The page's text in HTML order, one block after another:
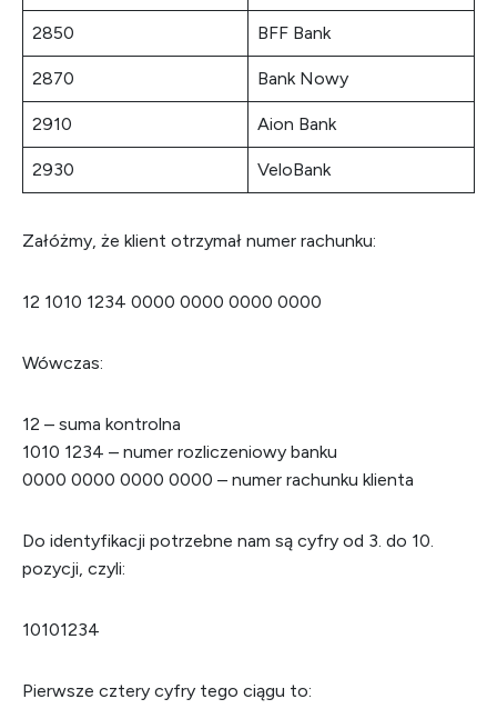
2850 BFF Bank
2870 Bank Nowy
2910 Aion Bank
2930 VeloBank
Załóżmy, że klient otrzymał numer rachunku:
12 1010 1234 0000 0000 0000 0000
Wówczas:
12 – suma kontrolna
1010 1234 – numer rozliczeniowy banku
0000 0000 0000 0000 – numer rachunku klienta
Do identyfikacji potrzebne nam są cyfry od 3. do 10.
pozycji, czyli:
10101234
Pierwsze cztery cyfry tego ciągu to: